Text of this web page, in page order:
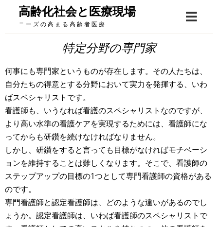
content
高齢化社会と医療現場
ニーズの高まる高齢者医療
特定分野の専門家
何事にも専門家というものが存在します。その人たちは、
自分たちの得意とする分野において実力を発揮する、いわ
ばスペシャリストです。
看護師も、いうなれば看護のスペシャリストなのですが、
より高い水準の看護ケアを実現するためには、看護師にな
ってからも研鑽を続けなければなりません。
しかし、研鑽をすると言っても目標がなければモチベーシ
ョンを維持することは難しくなります。そこで、看護師の
ステップアップの目標の1つとして専門看護師の資格がある
のです。
専門看護師と認定看護師は、どのような違いがあるのでし
ょうか。認定看護師は、いわば看護師のスペシャリストで